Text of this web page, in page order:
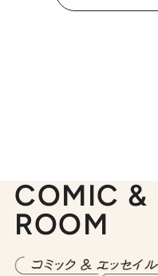
COMIC &
ROOM